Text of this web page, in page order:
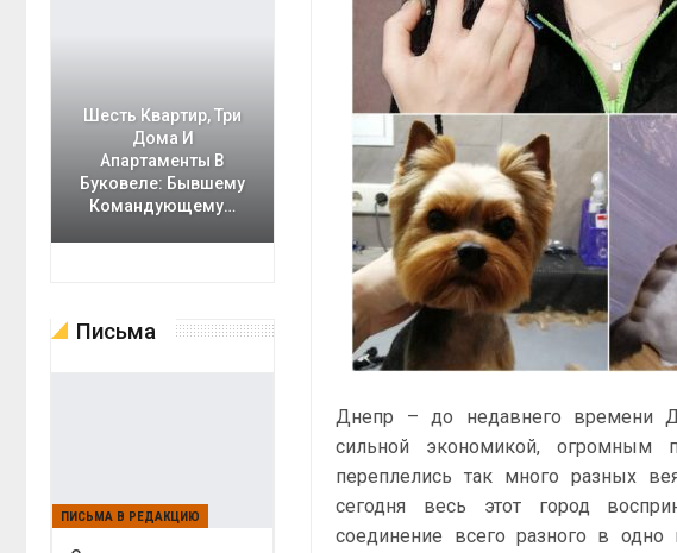
Днепр – до недавнего времени
сильной экономикой, огромным
переплелись так много разных
сегодня весь этот город
соединение всего разного в
Шесть Квартир, Три
Дома И
Апартаменты В
Буковеле: Бывшему
Командующему…
Письма
ПИСЬМА В РЕДАКЦИЮ